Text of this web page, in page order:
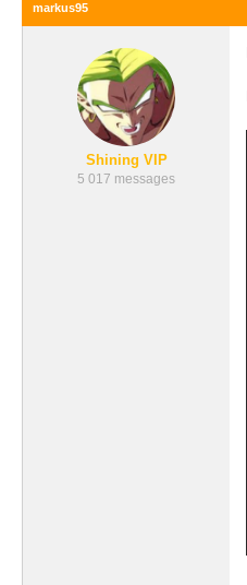
markus95
Shining VIP
5 017 messages